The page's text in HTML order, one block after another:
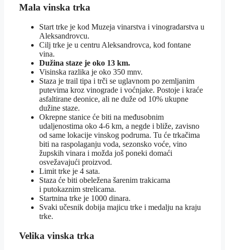
Mala vinska trka
Start trke je kod Muzeja vinarstva i vinogradarstva u
Aleksandrovcu.
Cilj trke je u centru Aleksandrovca, kod fontane
vina.
Dužina staze je oko 13 km.
Visinska razlika je oko 350 mnv.
Staza je trail tipa i trči se uglavnom po zemljanim
putevima kroz vinograde i voćnjake. Postoje i kraće
asfaltirane deonice, ali ne duže od 10% ukupne
dužine staze.
Okrepne stanice će biti na međusobnim
udaljenostima oko 4-6 km, a negde i bliže, zavisno
od same lokacije vinskog podruma. Tu će trkačima
biti na raspolaganju voda, sezonsko voće, vino
župskih vinara i možda još poneki domaći
osvežavajući proizvod.
Limit trke je 4 sata.
Staza će biti obeležena šarenim trakicama
i putokaznim strelicama.
Startnina trke je 1000 dinara.
Svaki učesnik dobija majicu trke i medalju na kraju
trke.
Velika vinska trka